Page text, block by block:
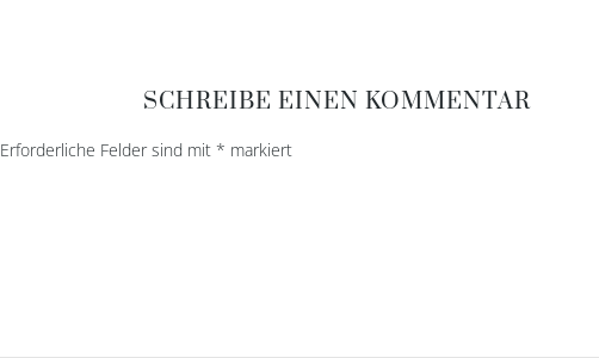
SCHREIBE EINEN KOMMENTAR
Erforderliche Felder sind mit * markiert